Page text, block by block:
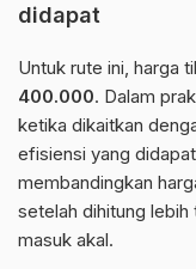
didapat
Untuk rute ini, harga
400.000. Dalam
ketika dikaitkan
efisiensi yang
membandingkan
setelah dihitung lebih
masuk akal.